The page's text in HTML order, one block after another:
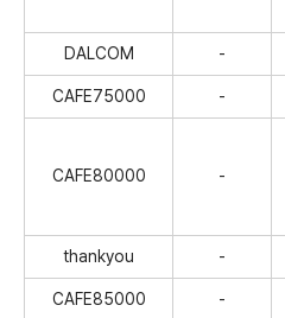
DALCOM -
CAFE75000 -
CAFE80000 -
thankyou -
CAFE85000 -